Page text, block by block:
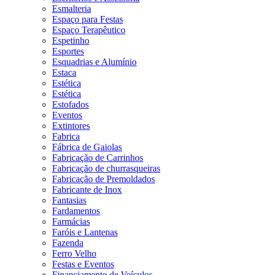
Esmalteria
Espaço para Festas
Espaço Terapêutico
Espetinho
Esportes
Esquadrias e Alumínio
Estaca
Estética
Estética
Estofados
Eventos
Extintores
Fabrica
Fábrica de Gaiolas
Fabricação de Carrinhos
Fabricação de churrasqueiras
Fabricação de Premoldados
Fabricante de Inox
Fantasias
Fardamentos
Farmácias
Faróis e Lantenas
Fazenda
Ferro Velho
Festas e Eventos